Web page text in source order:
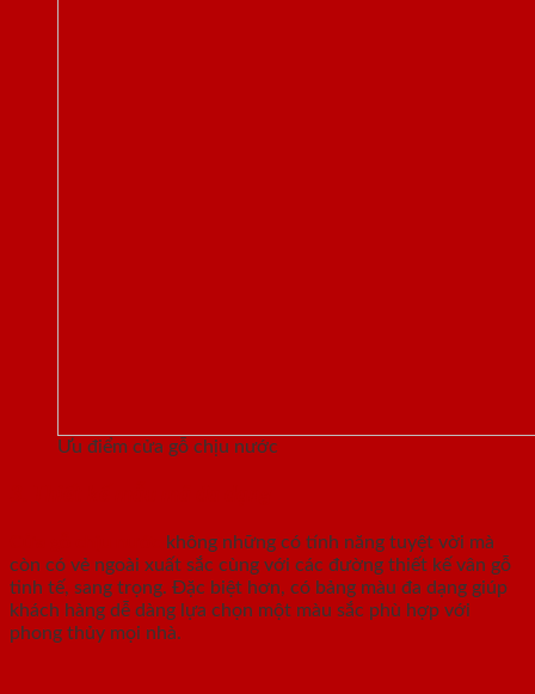
Ưu điểm cửa gỗ chịu nước
không những có tính năng tuyệt vời mà
còn có vẻ ngoài xuất sắc cùng với các đường thiết kế vân gỗ
tinh tế, sang trọng. Đặc biệt hơn, có bảng màu đa dạng giúp
khách hàng dễ dàng lựa chọn một màu sắc phù hợp với
phong thủy mọi nhà.